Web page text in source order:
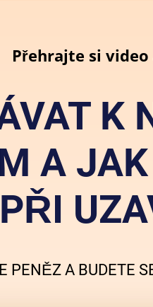
Přehrajte si
K
A JAK
PŘI
PENĚZ A BUDETE